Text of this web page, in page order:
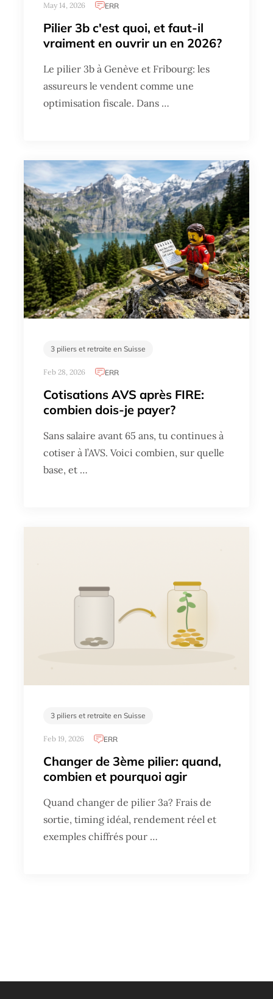
May 14, 2026 ERR
Pilier 3b c'est quoi, et faut-il
vraiment en ouvrir un en 2026?
Le pilier 3b à Genève et Fribourg: les
assureurs le vendent comme une
optimisation fiscale. Dans …
3 piliers et retraite en Suisse
Feb 28, 2026 ERR
Cotisations AVS après FIRE:
combien dois-je payer?
Sans salaire avant 65 ans, tu continues à
cotiser à l’AVS. Voici combien, sur quelle
base, et …
3 piliers et retraite en Suisse
Feb 19, 2026 ERR
Changer de 3ème pilier: quand,
combien et pourquoi agir
Quand changer de pilier 3a? Frais de
sortie, timing idéal, rendement réel et
exemples chiffrés pour …